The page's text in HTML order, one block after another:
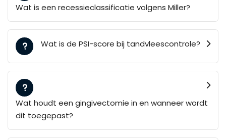
Wat is een recessieclassificatie volgens Miller?
Wat is de PSI-score bij tandvleescontrole?
Wat houdt een gingivectomie in en wanneer wordt
dit toegepast?